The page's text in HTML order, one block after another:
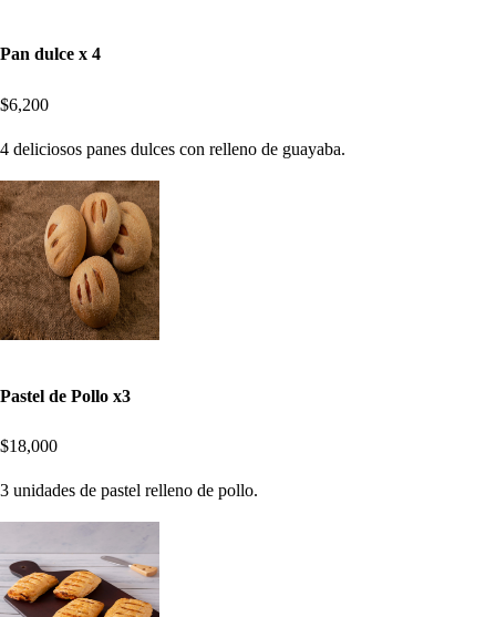
Pan dulce x 4
$6,200
4 deliciosos panes dulces con relleno de guayaba.
Pastel de Pollo x3
$18,000
3 unidades de pastel relleno de pollo.